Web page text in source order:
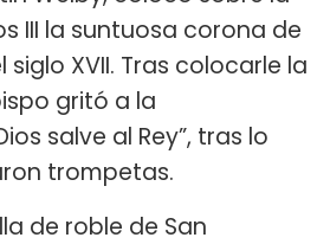
III la suntuosa corona de
siglo XVII. Tras colocarle la
gritó a la
salve al Rey”, tras lo
trompetas.
de roble de San